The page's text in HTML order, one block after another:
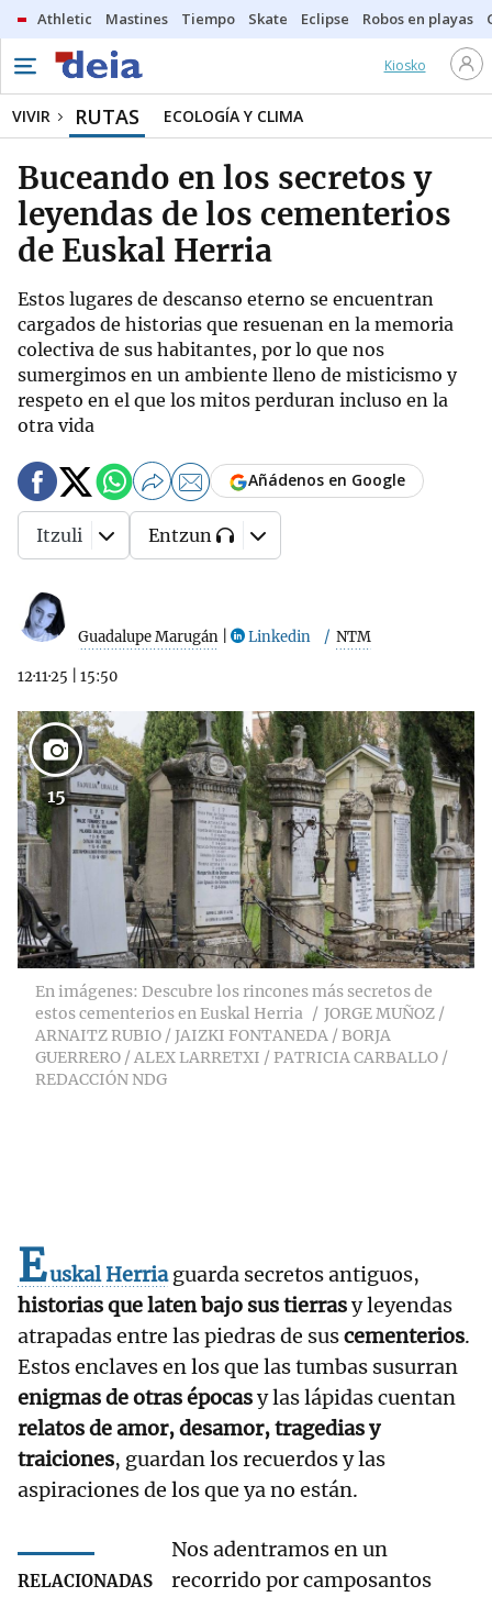
Athletic Mastines Tiempo Skate Eclipse Robos en playas
Kiosko
VIVIR RUTAS ECOLOGÍA Y CLIMA
Buceando en los secretos y
leyendas de los cementerios
de Euskal Herria
Estos lugares de descanso eterno se encuentran
cargados de historias que resuenan en la memoria
colectiva de sus habitantes, por lo que nos
sumergimos en un ambiente lleno de misticismo y
respeto en el que los mitos perduran incluso en la
otra vida
Guadalupe Marugán Linkedin NTM
12·11·25 15:50
Añádenos en Google
Itzuli Entzun
15
En imágenes: Descubre los rincones más secretos de
estos cementerios en Euskal Herria
JORGE MUÑOZ /
ARNAITZ RUBIO / JAIZKI FONTANEDA / BORJA
GUERRERO / ALEX LARRETXI / PATRICIA CARBALLO /
REDACCIÓN NDG
Euskal Herriaguarda secretos antiguos,
historias que laten bajo sus tierrasy leyendas
atrapadas entre las piedras de suscementerios.
Estos enclaves en los que las tumbas susurran
enigmas de otras épocasy las lápidas cuentan
relatos de amor, desamor, tragedias y
traiciones, guardan los recuerdos y las
aspiraciones de los que ya no están.
RELACIONADAS
Nos adentramos en un
recorrido por camposantos